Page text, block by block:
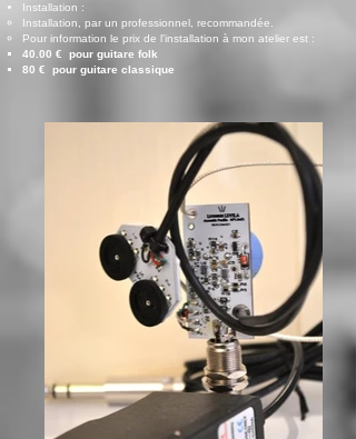
Installation :
Installation, par un professionnel, recommandée.​
Pour information le prix de l'installation à mon atelier est :
40.00 € pour guitare folk
80 € pour guitare classique